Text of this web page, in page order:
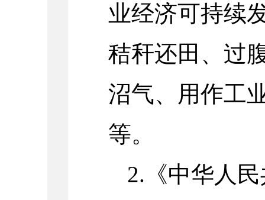
业经济可持续
秸秆还田、过
沼气、用作工
等。
2.《中华人